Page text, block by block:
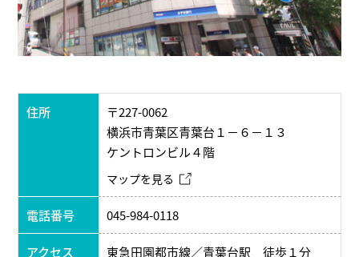
住所
〒227-0062
横浜市青葉区青葉台１－６－１３
ケントロンビル４階
マップを見る
電話番号 045-984-0118
アクセス 東急田園都市線／青葉台駅 徒歩１分